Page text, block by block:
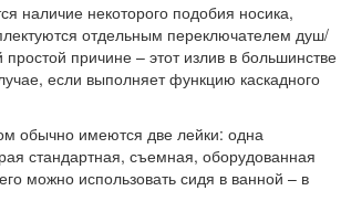
наличие некоторого подобия носика,
отдельным переключателем душ/
причине – этот излив в большинстве
если выполняет функцию каскадного
обычно имеются две лейки: одна
стандартная, съемная, оборудованная
можно использовать сидя в ванной – в